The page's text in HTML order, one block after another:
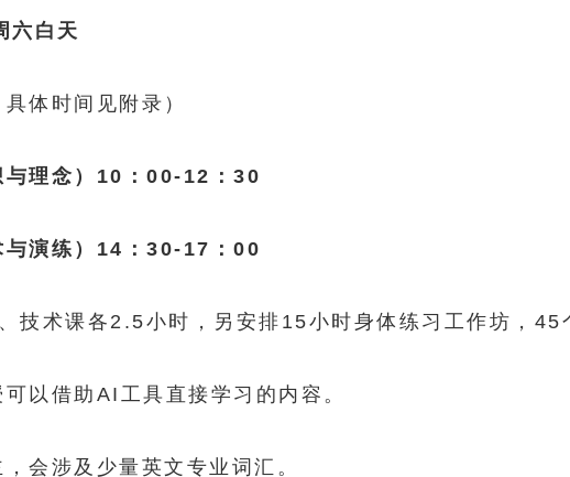
六白天
体时间见附录）
与理念）10：00-12：30
与演练）14：30-17：00
技术课各2.5小时，另安排15小时身体练习工作坊，45
以借助AI工具直接学习的内容。
会涉及少量英文专业词汇。